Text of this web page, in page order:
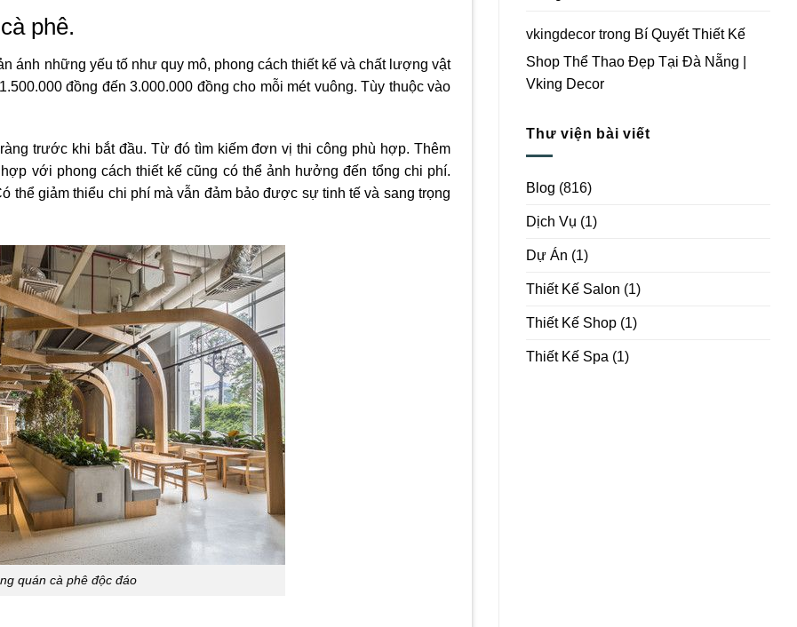
phê.
ánh những yếu tố như quy mô, phong cách thiết kế và chất lượng vật
đồng đến 3.000.000 đồng cho mỗi mét vuông. Tùy thuộc vào
trước khi bắt đầu. Từ đó tìm kiếm đơn vị thi công phù hợp. Thêm
với phong cách thiết kế cũng có thể ảnh hưởng đến tổng chi phí.
thể giảm thiểu chi phí mà vẫn đảm bảo được sự tinh tế và sang trọng
quán cà phê độc đáo
vkingdecor trong Bí Quyết Thiết Kế
Shop Thể Thao Đẹp Tại Đà Nẵng |
Vking Decor
Thư viện bài viết
Blog (816)
Dịch Vụ (1)
Dự Án (1)
Thiết Kế Salon (1)
Thiết Kế Shop (1)
Thiết Kế Spa (1)